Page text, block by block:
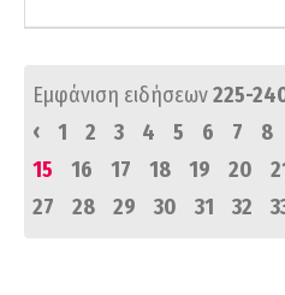
Εμφάνιση ειδήσεων225-
‹
1 2 3 4 5 6 7 8
15
16 17 18 19 20
27
28 29 30 31 32